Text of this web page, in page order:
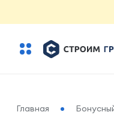
Главная